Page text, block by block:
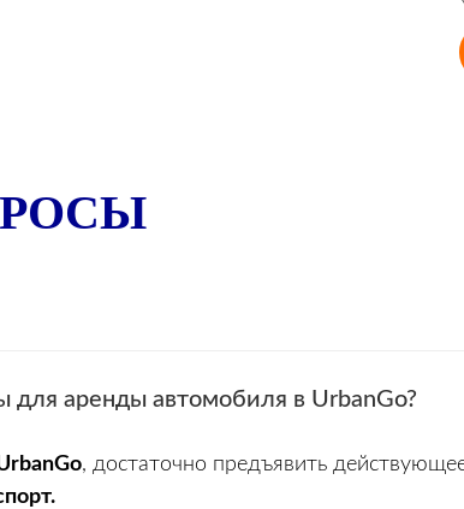
аренды автомобиля в UrbanGo?
, достаточно предъявить